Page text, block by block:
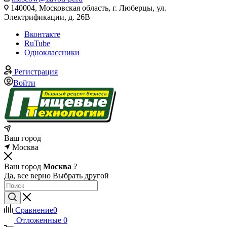
140004, Московская область, г. Люберцы, ул.
Электрификации, д. 26В
Вконтакте
RuTube
Одноклассники
Регистрация
Войти
Ваш город
Москва
Ваш город Москва ?
Да, все верно Выбрать другой
Сравнение0
Отложенные 0